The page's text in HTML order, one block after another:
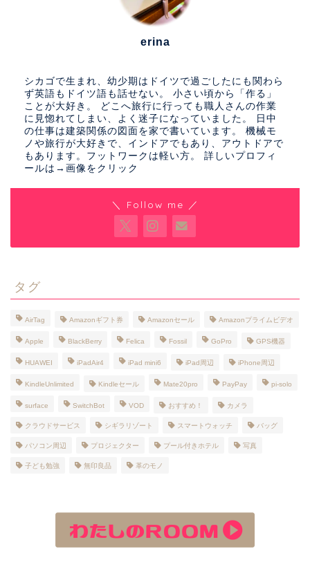
erina
シカゴで生まれ、幼少期はドイツで過ごしたにも関わら
ず英語もドイツ語も話せない。 小さい頃から「作る」
ことが大好き。 どこへ旅行に行っても職人さんの作業
に見惚れてしまい、よく迷子になっていました。 日中
の仕事は建築関係の図面を家で書いています。 機械モ
ノや旅行が大好きで、インドアでもあり、アウトドアで
もあります。フットワークは軽い方。 詳しいプロフィ
ールは→画像をクリック
＼ Follow me ／
タグ
AirTag Amazonギフト券 Amazonセール Amazonプライムビデオ
Apple BlackBerry Felica Fossil GoPro GPS機器
HUAWEI iPadAir4 iPad mini6 iPad周辺 iPhone周辺
KindleUnlimited Kindleセール Mate20pro PayPay pi-solo
surface SwitchBot VOD おすすめ！ カメラ
クラウドサービス シギラリゾート スマートウォッチ バッグ
パソコン周辺 プロジェクター プール付きホテル 写真
子ども勉強 無印良品 革のモノ